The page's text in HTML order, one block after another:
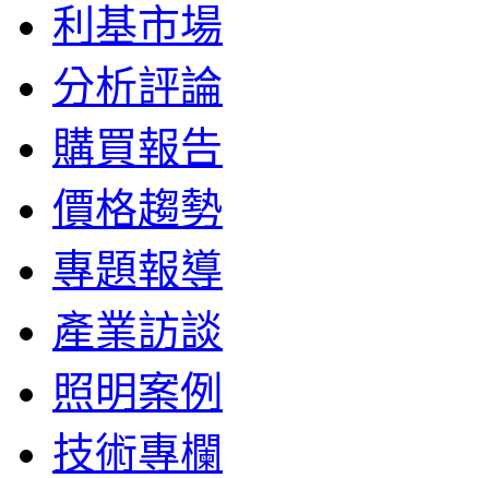
利基市場
分析評論
購買報告
價格趨勢
專題報導
產業訪談
照明案例
技術專欄